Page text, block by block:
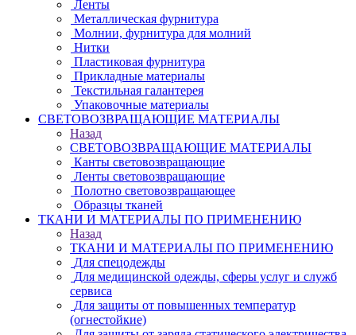
Ленты
Металлическая фурнитура
Молнии, фурнитура для молний
Нитки
Пластиковая фурнитура
Прикладные материалы
Текстильная галантерея
Упаковочные материалы
СВЕТОВОЗВРАЩАЮЩИЕ МАТЕРИАЛЫ
Назад
СВЕТОВОЗВРАЩАЮЩИЕ МАТЕРИАЛЫ
Канты световозвращающие
Ленты световозвращающие
Полотно световозвращающее
Образцы тканей
ТКАНИ И МАТЕРИАЛЫ ПО ПРИМЕНЕНИЮ
Назад
ТКАНИ И МАТЕРИАЛЫ ПО ПРИМЕНЕНИЮ
Для спецодежды
Для медицинской одежды, сферы услуг и служб
сервиса
Для защиты от повышенных температур
(огнестойкие)